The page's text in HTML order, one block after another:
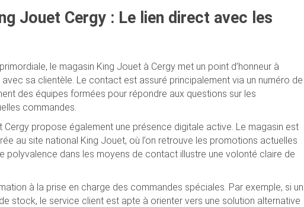
Jouet Cergy : Le lien direct avec les
le magasin King Jouet à Cergy met un point d’honneur à
sa clientèle. Le contact est assuré principalement via un numéro de
des équipes formées pour répondre aux questions sur les
commandes.
propose également une présence digitale active. Le magasin est
au site national King Jouet, où l’on retrouve les promotions actuelles
polyvalence dans les moyens de contact illustre une volonté claire de
à la prise en charge des commandes spéciales. Par exemple, si un
stock, le service client est apte à orienter vers une solution alternative